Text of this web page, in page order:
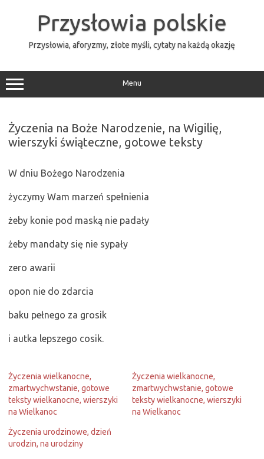
Przysłowia polskie
Przysłowia, aforyzmy, złote myśli, cytaty na każdą okazję
Menu
Życzenia na Boże Narodzenie, na Wigilię,
wierszyki świąteczne, gotowe teksty
W dniu Bożego Narodzenia
życzymy Wam marzeń spełnienia
żeby konie pod maską nie padały
żeby mandaty się nie sypały
zero awarii
opon nie do zdarcia
baku pełnego za grosik
i autka lepszego cosik.
Życzenia wielkanocne,
zmartwychwstanie, gotowe
teksty wielkanocne, wierszyki
na Wielkanoc
Życzenia wielkanocne,
zmartwychwstanie, gotowe
teksty wielkanocne, wierszyki
na Wielkanoc
Życzenia urodzinowe, dzień
urodzin, na urodziny